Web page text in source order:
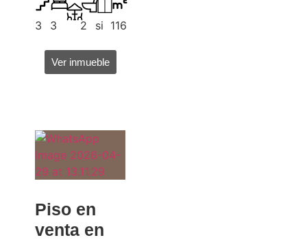
3 3 2 si 116
Ver inmueble
Piso en
venta en